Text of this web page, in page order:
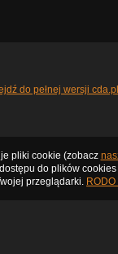
do pełnej wersji cda.pl
pliki cookie (zobacz
do plików
przeglądarki.